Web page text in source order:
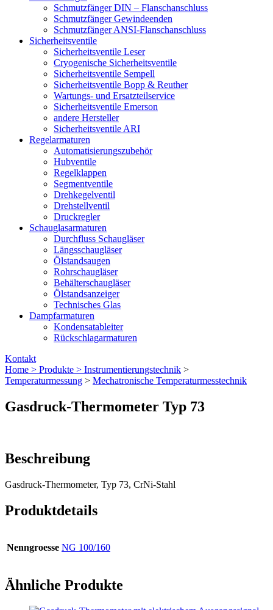
Schmutzfänger DIN – Flanschanschluss
Schmutzfänger Gewindeenden
Schmutzfänger ANSI-Flanschanschluss
Sicherheitsventile
Sicherheitsventile Leser
Cryogenische Sicherheitsventile
Sicherheitsventile Sempell
Sicherheitsventile Bopp & Reuther
Wartungs- und Ersatzteilservice
Sicherheitsventile Emerson
andere Hersteller
Sicherheitsventile ARI
Regelarmaturen
Automatisierungszubehör
Hubventile
Regelklappen
Segmentventile
Drehkegelventil
Drehstellventil
Druckregler
Schauglas­armaturen
Durchfluss Schaugläser
Längsschaugläser
Ölstandsaugen
Rohrschaugläser
Behälterschaugläser
Ölstandsanzeiger
Technisches Glas
Dampfarmaturen
Kondensatableiter
Rückschlagarmaturen
Kontakt
Home > Produkte > Instrumentierungs­technik >
Temperaturmessung > Mechatronische Temperaturmesstechnik
Gasdruck-Thermometer Typ 73
Beschreibung
Gasdruck-Thermometer, Typ 73, CrNi-Stahl
Produktdetails
Nenngroesse NG 100/160
Ähnliche Produkte